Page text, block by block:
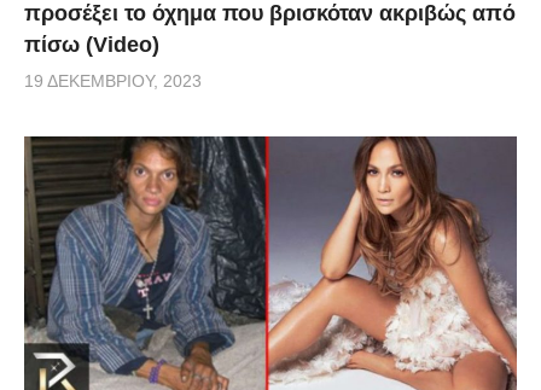
προσέξει το όχημα που βρισκόταν ακριβώς από
πίσω (Video)
19 ΔΕΚΕΜΒΡΊΟΥ, 2023